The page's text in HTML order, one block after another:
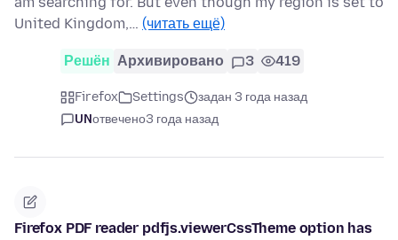
United Kingdom,… (читать ещё)
Решён Архивировано 3 419
Firefox Settings
задан 3 года назад
UNотвечено3 года назад
Firefox PDF reader pdfjs.viewerCssTheme option has